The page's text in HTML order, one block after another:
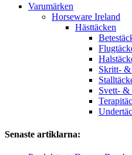
Varumärken
Horseware Ireland
Hästtäcken
Skritt- &
Svett- &
Senaste artiklarna: